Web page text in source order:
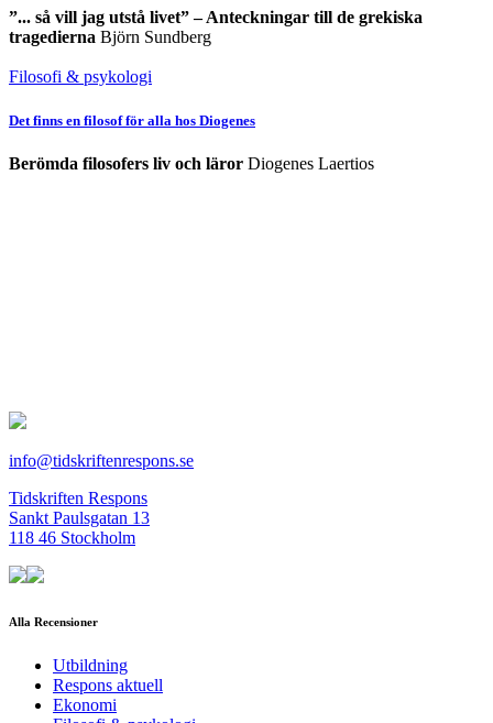
”... så vill jag utstå livet” – Anteckningar till de grekiska
tragedierna Björn Sundberg
Filosofi & psykologi
Det finns en filosof för alla hos Diogenes
Berömda filosofers liv och läror Diogenes Laertios
info@tidskriftenrespons.se
Tidskriften Respons
Sankt Paulsgatan 13
118 46 Stockholm
Alla Recensioner
Utbildning
Respons aktuell
Ekonomi